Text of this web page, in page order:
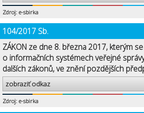
Zdroj: e-sbirka
104/2017 Sb.
ZÁKON ze dne 8. března 2017, kterým
o informačních systémech veřejné
dalších zákonů, ve znění pozdějších
zobraziť odkaz
Zdroj: e-sbirka